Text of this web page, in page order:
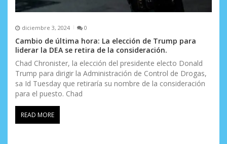
diciembre 3, 2024 0
Cambio de última hora: La elección de Trump para
liderar la DEA se retira de la consideración.
Chad Chronister, la elección del presidente electo Donald
Trump para dirigir la Administración de Control de Drogas,
sa Id Tuesday que retiraría su nombre de la consideración
para el puesto. Chad
READ MORE